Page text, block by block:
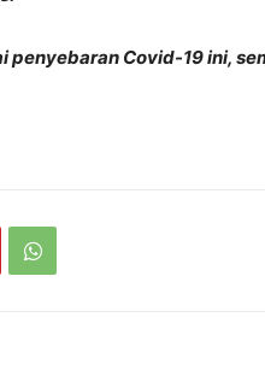
penyebaran Covid-19 ini,